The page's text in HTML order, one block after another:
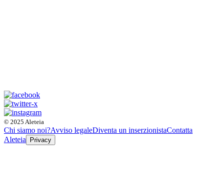
© 2025 Aleteia
Chi siamo noi?Avviso legaleDiventa un inserzionistaContatta
Aleteia
Privacy